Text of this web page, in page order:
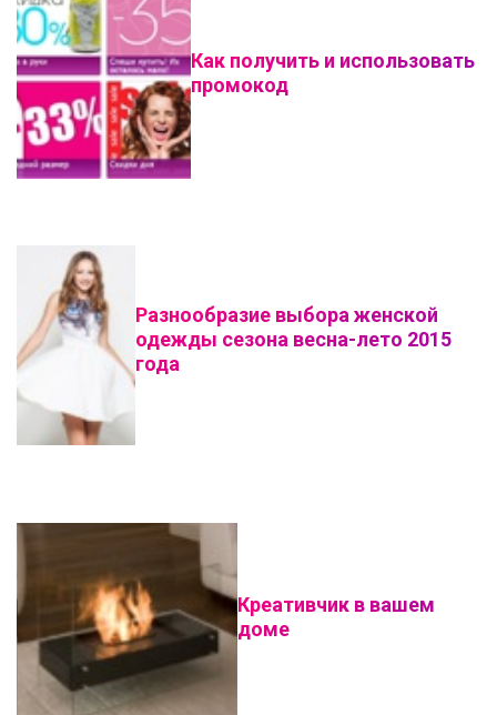
Как получить и использовать
промокод
Разнообразие выбора женской
одежды сезона весна-лето 2015
года
Креативчик в вашем
доме